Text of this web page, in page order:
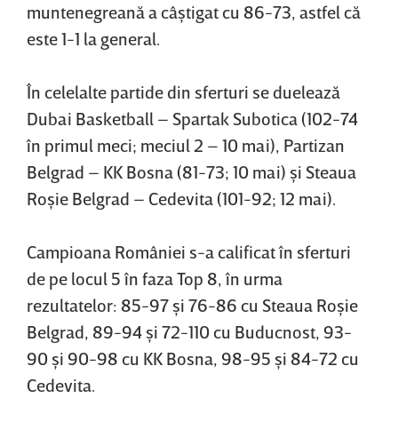
muntenegreană a câştigat cu 86-73, astfel că
este 1-1 la general.
În celelalte partide din sferturi se duelează
Dubai Basketball – Spartak Subotica (102-74
în primul meci; meciul 2 – 10 mai), Partizan
Belgrad – KK Bosna (81-73; 10 mai) şi Steaua
Roşie Belgrad – Cedevita (101-92; 12 mai).
Campioana României s-a calificat în sferturi
de pe locul 5 în faza Top 8, în urma
rezultatelor: 85-97 şi 76-86 cu Steaua Roşie
Belgrad, 89-94 şi 72-110 cu Buducnost, 93-
90 şi 90-98 cu KK Bosna, 98-95 şi 84-72 cu
Cedevita.